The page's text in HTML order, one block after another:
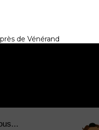
près de Vénérand
Salut c'est nous...